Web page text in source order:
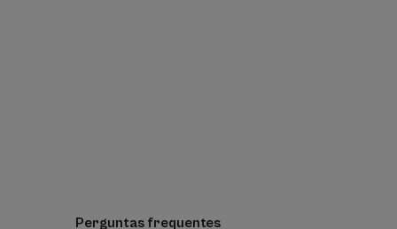
Vegetal de Aveia Rhealba® reforçado
Perguntas frequentes